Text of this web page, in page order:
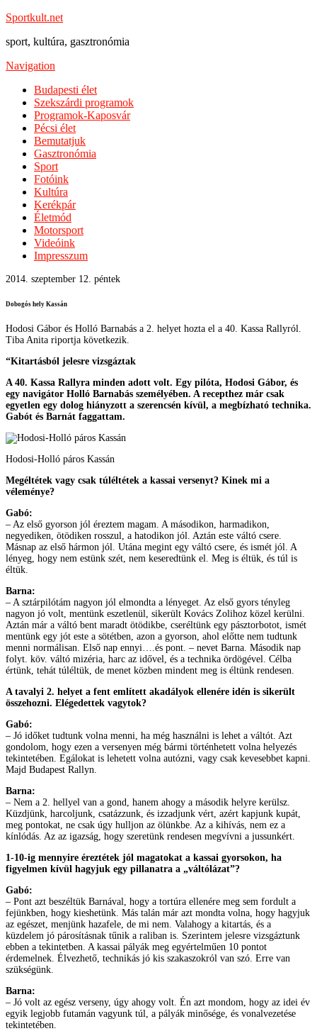
Sportkult.net
sport, kultúra, gasztronómia
Navigation
Budapesti élet
Szekszárdi programok
Programok-Kaposvár
Pécsi élet
Bemutatjuk
Gasztronómia
Sport
Fotóink
Kultúra
Kerékpár
Életmód
Motorsport
Videóink
Impresszum
2014. szeptember 12. péntek
Dobogós hely Kassán
Hodosi Gábor és Holló Barnabás a 2. helyet hozta el a 40. Kassa Rallyról.
Tiba Anita riportja következik.
“Kitartásból jelesre vizsgáztak
A 40. Kassa Rallyra minden adott volt. Egy pilóta, Hodosi Gábor, és
egy navigátor Holló Barnabás személyében. A recepthez már csak
egyetlen egy dolog hiányzott a szerencsén kívül, a megbízható technika.
Gabót és Barnát faggattam.
Hodosi-Holló páros Kassán
Megéltétek vagy csak túléltétek a kassai versenyt? Kinek mi a
véleménye?
Gabó:
– Az első gyorson jól éreztem magam. A másodikon, harmadikon,
negyediken, ötödiken rosszul, a hatodikon jól. Aztán este váltó csere.
Másnap az első hármon jól. Utána megint egy váltó csere, és ismét jól. A
lényeg, hogy nem estünk szét, nem keseredtünk el. Meg is éltük, és túl is
éltük.
Barna:
– A sztárpilótám nagyon jól elmondta a lényeget. Az első gyors tényleg
nagyon jó volt, mentünk eszetlenül, sikerült Kovács Zolihoz közel kerülni.
Aztán már a váltó bent maradt ötödikbe, cseréltünk egy pásztorbotot, ismét
mentünk egy jót este a sötétben, azon a gyorson, ahol előtte nem tudtunk
menni normálisan. Első nap ennyi….és pont. – nevet Barna. Második nap
folyt. köv. váltó mizéria, harc az idővel, és a technika ördögével. Célba
értünk, tehát túléltük, de menet közben mindent meg is éltünk rendesen.
A tavalyi 2. helyet a fent említett akadályok ellenére idén is sikerült
összehozni. Elégedettek vagytok?
Gabó:
– Jó időket tudtunk volna menni, ha még használni is lehet a váltót. Azt
gondolom, hogy ezen a versenyen még bármi történhetett volna helyezés
tekintetében. Egálokat is lehetett volna autózni, vagy csak kevesebbet kapni.
Majd Budapest Rallyn.
Barna:
– Nem a 2. hellyel van a gond, hanem ahogy a második helyre kerülsz.
Küzdjünk, harcoljunk, csatázzunk, és izzadjunk vért, azért kapjunk kupát,
meg pontokat, ne csak úgy hulljon az ölünkbe. Az a kihívás, nem ez a
kínlódás. Az az igazság, hogy szeretünk rendesen megvívni a jussunkért.
1-10-ig mennyire éreztétek jól magatokat a kassai gyorsokon, ha
figyelmen kívül hagyjuk egy pillanatra a „váltólázat”?
Gabó:
– Pont azt beszéltük Barnával, hogy a tortúra ellenére meg sem fordult a
fejünkben, hogy kieshetünk. Más talán már azt mondta volna, hogy hagyjuk
az egészet, menjünk hazafele, de mi nem. Valahogy a kitartás, és a
küzdelem jó párosításnak tűnik a raliban is. Szerintem jelesre vizsgáztunk
ebben a tekintetben. A kassai pályák meg egyértelműen 10 pontot
érdemelnek. Élvezhető, technikás jó kis szakaszokról van szó. Erre van
szükségünk.
Barna:
– Jó volt az egész verseny, úgy ahogy volt. Én azt mondom, hogy az idei év
egyik legjobb futamán vagyunk túl, a pályák minősége, és vonalvezetése
tekintetében.